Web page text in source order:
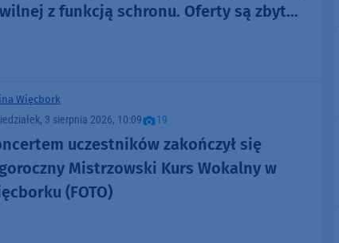
z funkcją schronu. Oferty są zbyt
Więcbork
3 sierpnia 2026, 10:09 19
uczestników zakończył się
Mistrzowski Kurs Wokalny w
(FOTO)